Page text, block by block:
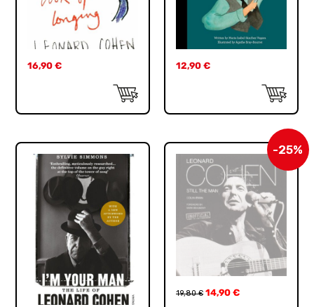
16,90€ 12,90 €
-25%
19,80€ 14,90 €